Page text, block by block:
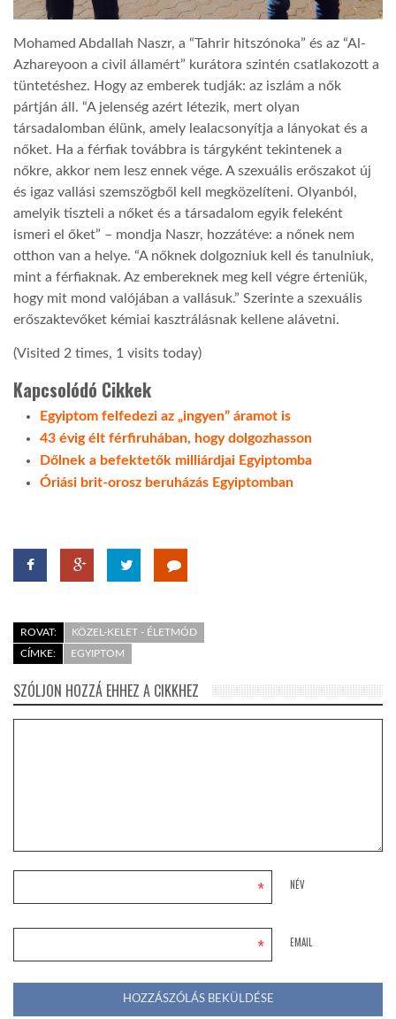
Mohamed Abdallah Naszr, a “Tahrir hitszónoka” és az “Al-
Azhareyoon a civil államért” kurátora szintén csatlakozott a
tüntetéshez. Hogy az emberek tudják: az iszlám a nők
pártján áll. “A jelenség azért létezik, mert olyan
társadalomban élünk, amely lealacsonyítja a lányokat és a
nőket. Ha a férfiak továbbra is tárgyként tekintenek a
nőkre, akkor nem lesz ennek vége. A szexuális erőszakot új
és igaz vallási szemszögből kell megközelíteni. Olyanból,
amelyik tiszteli a nőket és a társadalom egyik feleként
ismeri el őket” – mondja Naszr, hozzátéve: a nőnek nem
otthon van a helye. “A nőknek dolgozniuk kell és tanulniuk,
mint a férfiaknak. Az embereknek meg kell végre érteniük,
hogy mit mond valójában a vallásuk.” Szerinte a szexuális
erőszaktevőket kémiai kasztrálásnak kellene alávetni.
(Visited 2 times, 1 visits today)
Kapcsolódó Cikkek
Egyiptom felfedezi az „ingyen” áramot is
43 évig élt férfiruhában, hogy dolgozhasson
Dőlnek a befektetők milliárdjai Egyiptomba
Óriási brit-orosz beruházás Egyiptomban
ROVAT:
KÖZEL-KELET - ÉLETMÓD
CÍMKE:
EGYIPTOM
SZÓLJON HOZZÁ EHHEZ A CIKKHEZ
NÉV
*
EMAIL
*